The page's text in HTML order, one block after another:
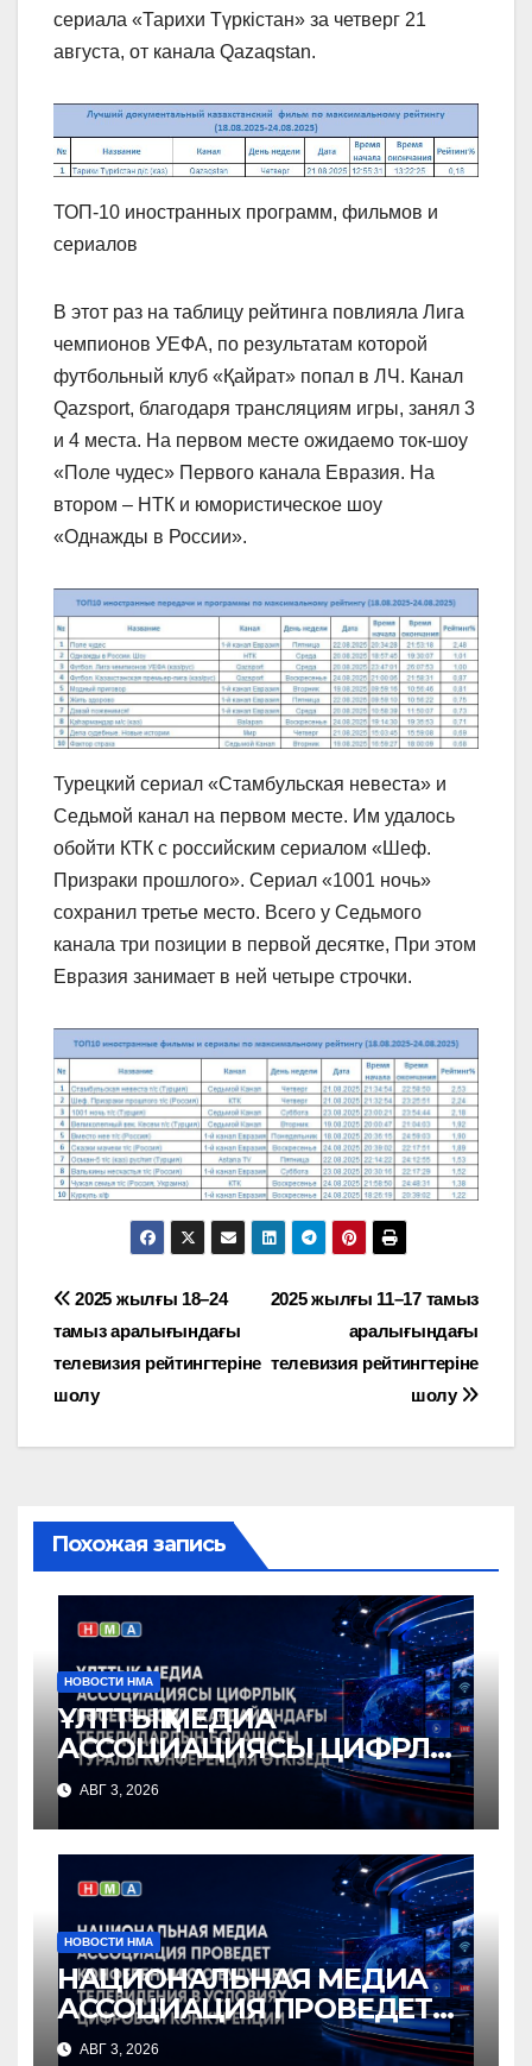
сериала «Тарихи Түркістан» за четверг 21
августа, от канала Qazaqstan.
ТОП-10 иностранных программ, фильмов и
сериалов
В этот раз на таблицу рейтинга повлияла Лига
чемпионов УЕФА, по результатам которой
футбольный клуб «Қайрат» попал в ЛЧ. Канал
Qazsport, благодаря трансляциям игры, занял 3
и 4 места. На первом месте ожидаемо ток-шоу
«Поле чудес» Первого канала Евразия. На
втором – НТК и юмористическое шоу
«Однажды в России».
Турецкий сериал «Стамбульская невеста» и
Седьмой канал на первом месте. Им удалось
обойти КТК с российским сериалом «Шеф.
Призраки прошлого». Сериал «1001 ночь»
сохранил третье место. Всего у Седьмого
канала три позиции в первой десятке, При этом
Евразия занимает в ней четыре строчки.
Навигация
по
записям
2025 жылғы 11–17 тамыз
аралығындағы
телевизия рейтингтеріне
шолу
2025 жылғы 18–24
тамыз аралығындағы
телевизия рейтингтеріне
шолу
Похожая запись
НОВОСТИ НМА
ҰЛТТЫҚ МЕДИА
АССОЦИАЦИЯСЫ ЦИФРЛЫҚ
БӘСЕКЕЛЕСТІК
ЖАҒДАЙЫНДАҒЫ
ТЕЛЕДИДАРДЫҢ
БОЛАШАҒЫ ТУРАЛЫ
КОНФЕРЕНЦИЯ ӨТКІЗЕДІ
АВГ 3, 2026
НОВОСТИ НМА
НАЦИОНАЛЬНАЯ МЕДИА
АССОЦИАЦИЯ ПРОВЕДЕТ
КОНФЕРЕНЦИЮ О
АВГ 3, 2026